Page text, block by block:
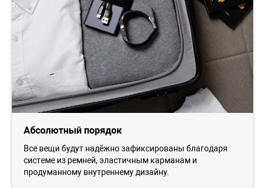
Абсолютный порядок
Все вещи будут надёжно зафиксированы благодаря
системе из ремней, эластичным карманам и
продуманному внутреннему дизайну.